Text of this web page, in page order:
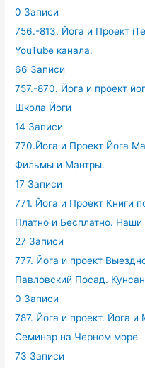
0 Записи
756.-813. Йога и Проект
YouTube канала.
66 Записи
757.-870. Йога и проект
Школа Йоги
14 Записи
770.Йога и Проект Йога
Фильмы и Мантры.
17 Записи
771. Йога и Проект Книги
Платно и Бесплатно.
27 Записи
777. Йога и проект
Павловский Посад.
0 Записи
787. Йога и проект. Йога
Семинар на Черном море
73 Записи